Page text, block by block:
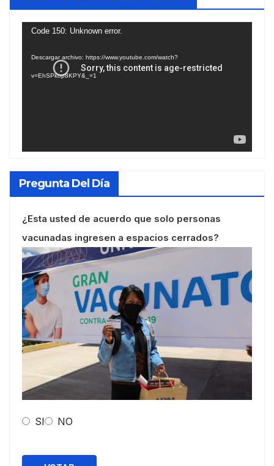
Reproductor
Code 150: Unknown error.
Descargar archivo: https://www.youtube.com/watch?
v=EhSPkop8KPY&_=1
Pregunta Del Día
¿Esta usted de acuerdo que solo personas
vacunadas ingresen a espacios cerrados?
SI NO